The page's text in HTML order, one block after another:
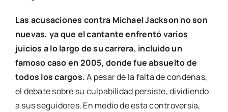
Las acusaciones contra Michael Jackson no son
nuevas, ya que el cantante enfrentó varios
juicios a lo largo de su carrera, incluido un
famoso caso en 2005, donde fue absuelto de
todos los cargos.A pesar de la falta de condenas,
el debate sobre su culpabilidad persiste, dividiendo
a sus seguidores. En medio de esta controversia,